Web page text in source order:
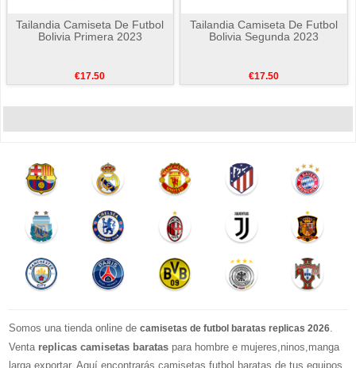
Tailandia Camiseta De Futbol
Bolivia Primera 2023
€17.50
Tailandia Camiseta De Futbol
Bolivia Segunda 2023
€17.50
Somos una tienda online de camisetas de futbol baratas replicas 2026
Venta replicas camisetas baratas para hombre e mujeres,ninos,manga
larga exportar. Aquí encontrarás camisetas futbol baratas de tus equipos